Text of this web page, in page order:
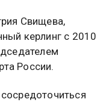
Свищева,
керлинг с 2010
России.